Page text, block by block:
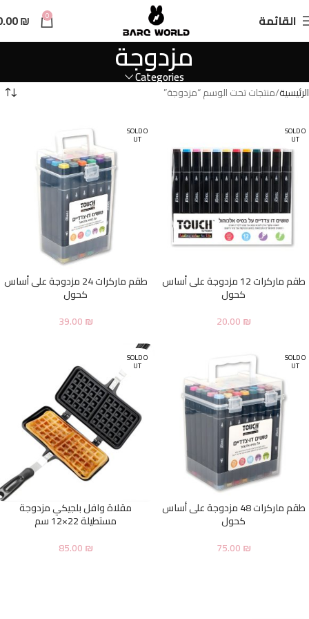
القائمة 0
₪
مزدوجة
Categories
الرئيسية منتجات تحت الوسم “مزدوجة”
SOLD O
UT
طقم ماركرات 12 مزدوجة على أساس
كحول
20.00₪
SOLD O
UT
طقم ماركرات 24 مزدوجة على أساس
كحول
39.00₪
SOLD O
UT
طقم ماركرات 48 مزدوجة على أساس
كحول
75.00₪
SOLD O
UT
مقلاة وافل بلجيكي مزدوجة
مستطيلة 22×12 سم
85.00₪